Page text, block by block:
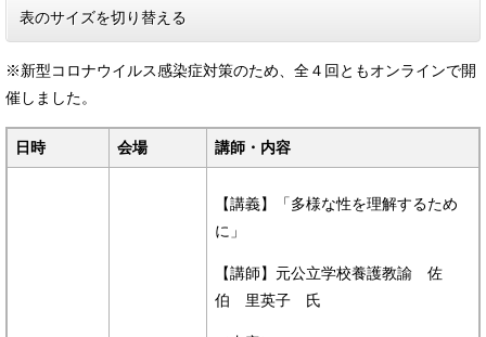
表のサイズを切り替える
※新型コロナウイルス感染症対策のため、全４回ともオンラインで開
催しました。
日時 会場 講師・内容
【講義】「多様な性を理解するため
に」
【講師】元公立学校養護教諭 佐
伯 里英子 氏